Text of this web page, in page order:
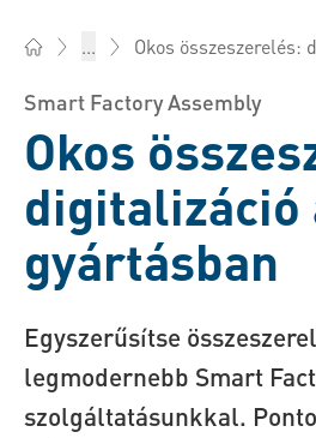
... Okos összeszerelés:
Smart Factory Assembly
Okos
digitalizáció
gyártásban
Egyszerűsítse
legmodernebb Smart
szolgáltatásunkkal.